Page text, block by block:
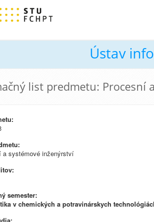
Ústav
list predmetu: Procesní
a systémové inženýrství
semester:
v chemických a potravinárskych